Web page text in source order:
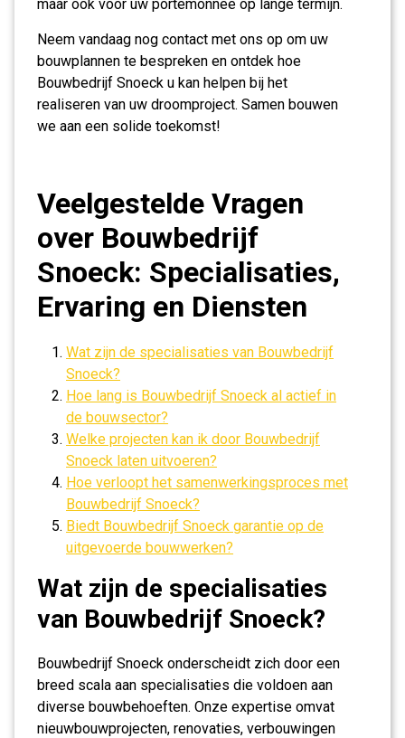
maar ook voor uw portemonnee op lange termijn.
Neem vandaag nog contact met ons op om uw
bouwplannen te bespreken en ontdek hoe
Bouwbedrijf Snoeck u kan helpen bij het
realiseren van uw droomproject. Samen bouwen
we aan een solide toekomst!
Veelgestelde Vragen
over Bouwbedrijf
Snoeck: Specialisaties,
Ervaring en Diensten
Wat zijn de specialisaties van Bouwbedrijf
Snoeck?
Hoe lang is Bouwbedrijf Snoeck al actief in
de bouwsector?
Welke projecten kan ik door Bouwbedrijf
Snoeck laten uitvoeren?
Hoe verloopt het samenwerkingsproces met
Bouwbedrijf Snoeck?
Biedt Bouwbedrijf Snoeck garantie op de
uitgevoerde bouwwerken?
Wat zijn de specialisaties
van Bouwbedrijf Snoeck?
Bouwbedrijf Snoeck onderscheidt zich door een
breed scala aan specialisaties die voldoen aan
diverse bouwbehoeften. Onze expertise omvat
nieuwbouwprojecten, renovaties, verbouwingen